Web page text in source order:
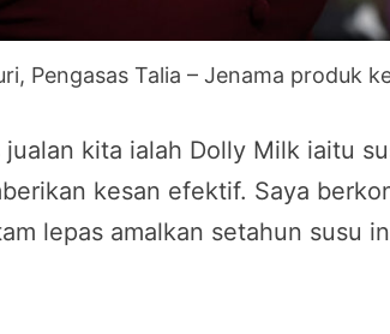
Pengasas Talia – Jenama produk
jualan kita ialah Dolly Milk iaitu
kesan efektif. Saya
lepas amalkan setahun susu